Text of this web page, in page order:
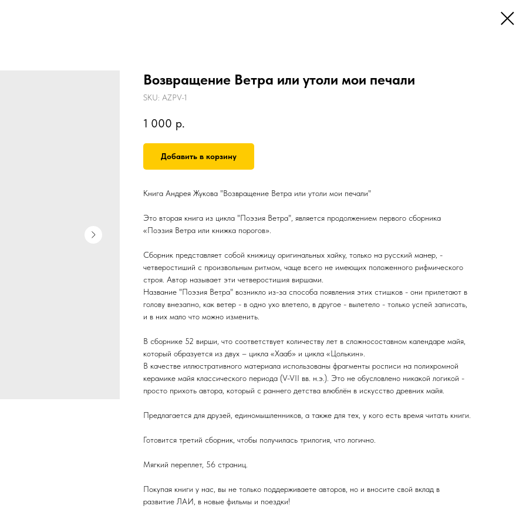
Возвращение Ветра или утоли мои печали
SKU: AZPV-1
1 000 р.
Добавить в корзину
Книга Андрея Жукова "Возвращение Ветра или утоли мои печали"
Это вторая книга из цикла "Поэзия Ветра", является продолжением первого сборника
«Поэзия Ветра или книжка порогов».
Сборник представляет собой книжицу оригинальных хайку, только на русский манер, -
четверостиший с произвольным ритмом, чаще всего не имеющих положенного рифмического
строя. Автор называет эти четверостишия виршами.
Название "Поэзия Ветра" возникло из-за способа появления этих стишков - они прилетают в
голову внезапно, как ветер - в одно ухо влетело, в другое - вылетело - только успей записать,
и в них мало что можно изменить.
В сборнике 52 вирши, что соответствует количеству лет в сложносоставном календаре майя,
который образуется из двух – цикла «Хааб» и цикла «Цолькин».
В качестве иллюстративного материала использованы фрагменты росписи на полихромной
керамике майя классического периода (V-VII вв. н.э.). Это не обусловлено никакой логикой -
просто прихоть автора, который с раннего детства влюблён в искусство древних майя.
Предлагается для друзей, единомышленников, а также для тех, у кого есть время читать книги.
Готовится третий сборник, чтобы получилась трилогия, что логично.
Мягкий переплет, 56 страниц.
Покупая книги у нас, вы не только поддерживаете авторов, но и вносите свой вклад в
развитие ЛАИ, в новые фильмы и поездки!